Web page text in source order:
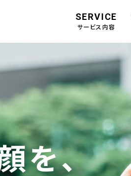
SERVICE
サービス内容
を、